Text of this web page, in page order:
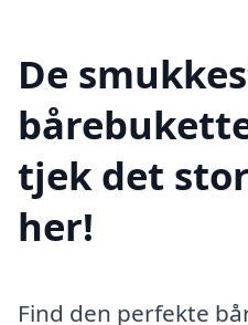
De
tjek det
her!
Find den perfekte